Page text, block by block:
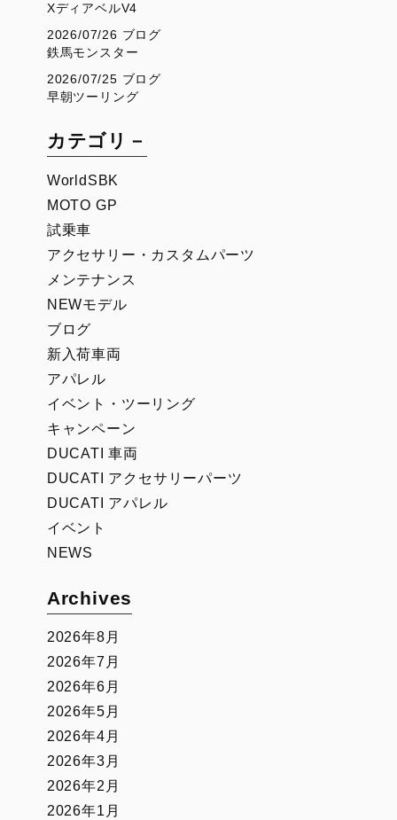
XディアベルV4
2026/07/26 ブログ
鉄馬モンスター
2026/07/25 ブログ
早朝ツーリング
カテゴリ－
WorldSBK
MOTO GP
試乗車
アクセサリー・カスタムパーツ
メンテナンス
NEWモデル
ブログ
新入荷車両
アパレル
イベント・ツーリング
キャンペーン
DUCATI 車両
DUCATI アクセサリーパーツ
DUCATI アパレル
イベント
NEWS
Archives
2026年8月
2026年7月
2026年6月
2026年5月
2026年4月
2026年3月
2026年2月
2026年1月